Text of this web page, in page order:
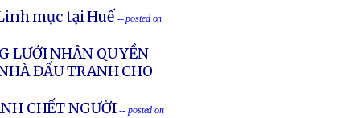
mục tại Huế -- posted on
LƯỚI NHÂN QUYỀN
ĐẤU TRANH CHO
CHẾT NGƯỜI -- posted on